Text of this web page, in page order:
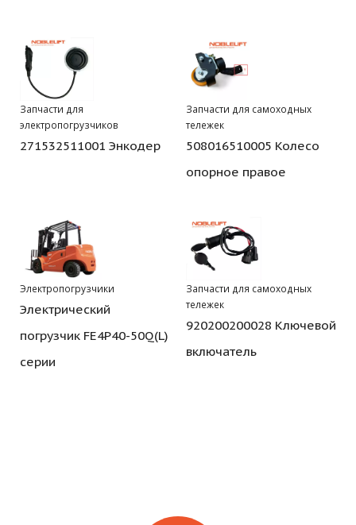
Запчасти для
электропогрузчиков
271532511001 Энкодер
Запчасти для самоходных
тележек
508016510005 Колесо
опорное правое
Электропогрузчики
Электрический
погрузчик FE4P40-50Q(L)
серии
Запчасти для самоходных
тележек
920200200028 Ключевой
включатель